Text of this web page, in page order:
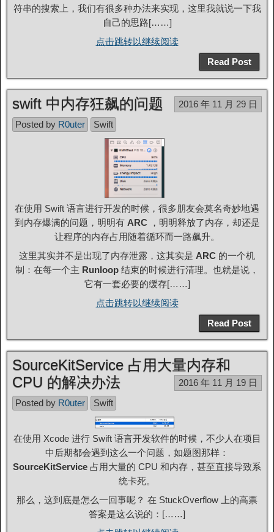
符串的搜索上，我们有很多种办法来实现，这里我就说一下我
自己的思路[……]
点击跳转以继续阅读
Read Post
swift 中内存狂飙的问题
2016 年 11 月 29 日
Posted by R0uter Swift
在使用 Swift 语言进行开发的时候，很多朋友会莫名奇妙地遇
到内存爆满的问题，明明有 ARC，明明释放了内存，却还是
让程序的内存占用随着循环而一路飙升。
这里其实并不是出现了内存泄露，这其实是 ARC 的一个机
制：在每一个主 Runloop 结束的时候进行清理。也就是说，
它有一套必要的缓存[……]
点击跳转以继续阅读
Read Post
SourceKitService 占用大量内存和
CPU 的解决办法
2016 年 11 月 19 日
Posted by R0uter Swift
在使用 Xcode 进行 Swift 语言开发软件的时候，不少人在项目
中后期都会遇到这么一个问题，如题图那样：
SourceKitService 占用大量的 CPU 和内存，甚至直接导致系
统卡死。
那么，这到底是怎么一回事呢？ 在 StuckOverflow 上的高票
答案是这么说的：[……]